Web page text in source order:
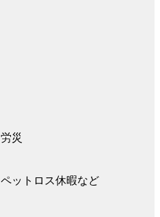
災
ットロス休暇など